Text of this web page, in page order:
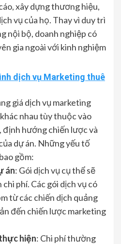
xây dựng thương hiệu,
vụ của họ. Thay vì duy trì
nội bộ, doanh nghiệp có
gia ngoài với kinh nghiệm
dịch vụ Marketing thuê
giá dịch vụ marketing
nhau tùy thuộc vào
định hướng chiến lược và
dự án. Những yếu tố
gồm:
án: Gói dịch vụ cụ thể sẽ
phí. Các gói dịch vụ có
từ các chiến dịch quảng
đến chiến lược marketing
hiện: Chi phí thường